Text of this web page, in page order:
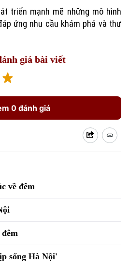
triển mạnh mẽ những mô hình
ứng nhu cầu khám phá và thư
giá bài viết
0 đánh giá
về đêm
sống Hà Nội'